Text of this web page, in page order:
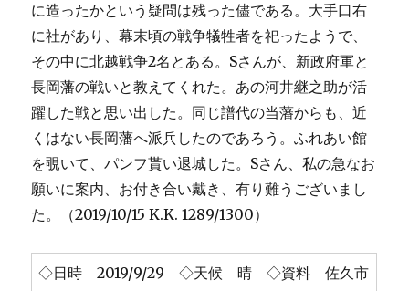
に造ったかという疑問は残った儘である。大手口右
に社があり、幕末頃の戦争犠牲者を祀ったようで、
その中に北越戦争2名とある。Sさんが、新政府軍と
長岡藩の戦いと教えてくれた。あの河井継之助が活
躍した戦と思い出した。同じ譜代の当藩からも、近
くはない長岡藩へ派兵したのであろう。ふれあい館
を覗いて、パンフ貰い退城した。Sさん、私の急なお
願いに案内、お付き合い戴き、有り難うございまし
た。（2019/10/15 K.K. 1289/1300）
◇日時 2019/9/29 ◇天候 晴 ◇資料 佐久市